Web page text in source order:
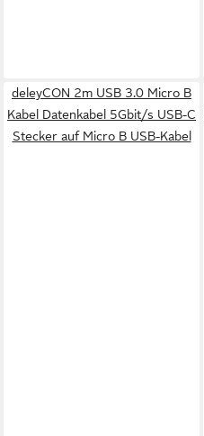
deleyCON 2m USB 3.0 Micro B
Kabel Datenkabel 5Gbit/s USB-C
Stecker auf Micro B USB-Kabel